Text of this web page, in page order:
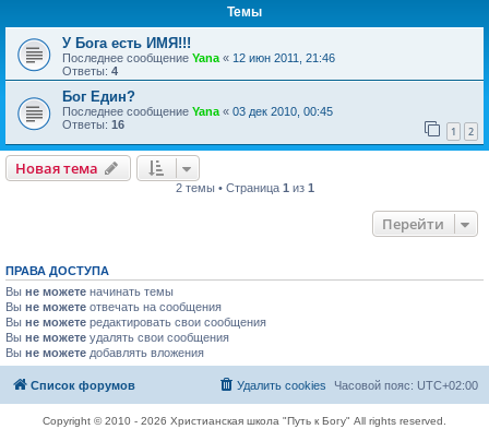
Темы
У Бога есть ИМЯ!!!
Последнее сообщение Yana « 12 июн 2011, 21:46
Ответы: 4
Бог Един?
Последнее сообщение Yana « 03 дек 2010, 00:45
Ответы: 16 1 2
Новая тема
2 темы • Страница 1 из 1
Перейти
ПРАВА ДОСТУПА
Вы не можете начинать темы
Вы не можете отвечать на сообщения
Вы не можете редактировать свои сообщения
Вы не можете удалять свои сообщения
Вы не можете добавлять вложения
Список форумов Часовой пояс: UTC+02:00
Удалить cookies
Copyright © 2010 - 2026 Христианская школа "Путь к Богу" All rights reserved.